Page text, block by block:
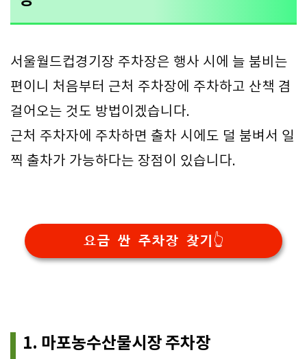
서울월드컵경기장 주차장은 행사 시에 늘 붐비는
편이니 처음부터 근처 주차장에 주차하고 산책 겸
걸어오는 것도 방법이겠습니다.
근처 주차자에 주차하면 출차 시에도 덜 붐벼서 일
찍 출차가 가능하다는 장점이 있습니다.
요금 싼 주차장 찾기👆
1. 마포농수산물시장 주차장